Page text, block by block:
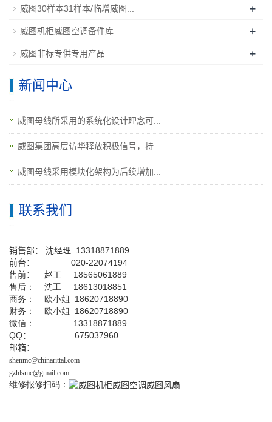
威图30样本31样本/临增威图... +
威图机柜威图空调备件库 +
威图非标专供专用产品 +
新闻中心
威图母线所采用的系统化设计理念可...
威图集团高层访华释放积极信号，持...
威图母线采用模块化架构为后续增加...
联系我们
销售部： 沈经理 13318871889
前台： 020-22074194
售前： 赵工 18565061889
售后： 沈工 18613018851
商务： 欧小姐 18620718890
财务： 欧小姐 18620718890
微信： 13318871889
QQ： 675037960
邮箱：
shenmc@chinarittal.com
gzhlsmc@gmail.com
维修报修扫码：